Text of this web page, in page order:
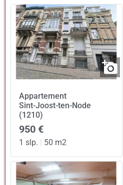
Appartement
Sint-Joost-ten-Node
(1210)
950 €
1 slp. | 50 m2